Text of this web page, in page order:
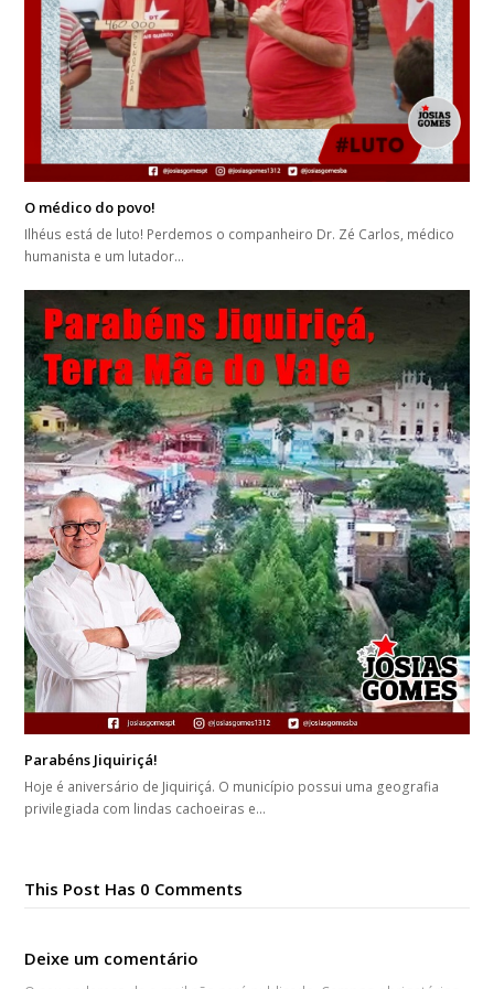
O médico do povo!
Ilhéus está de luto! Perdemos o companheiro Dr. Zé Carlos, médico
humanista e um lutador…
Parabéns Jiquiriçá!
Hoje é aniversário de Jiquiriçá. O município possui uma geografia
privilegiada com lindas cachoeiras e…
This Post Has 0 Comments
Deixe um comentário